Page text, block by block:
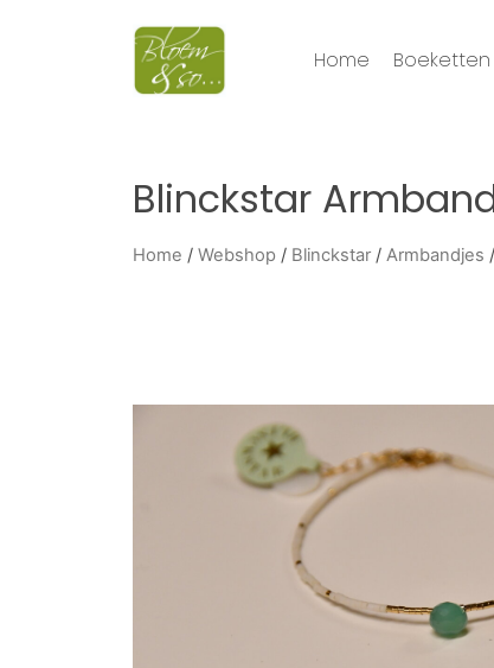
Home Boeketten
Blinckstar Armband
Home / Webshop / Blinckstar / Armbandjes